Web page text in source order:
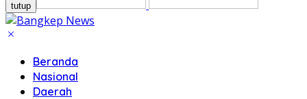
tutup
Beranda
Nasional
Daerah